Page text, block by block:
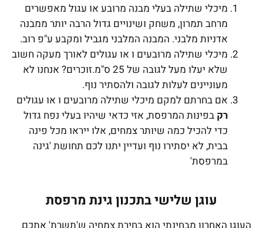
מיכלי שתילה בעלי מבנה מרובע או עגול מאפשרים
מרחב תמרון, משחק ושינויים גדול הרבה יותר ממבנה
אדניות מלבני. המבנה המלבני מגביל ומקבע ע"פ רוב.
מיכלי שתילה מרובעים ו או עגולים לאורך מעקה חשוב
שלא יעלו מעל לגובה של 25 ס"מ.זוכרים? אנחנו לא
מעוניינים לעלות לגובה ולהסתיר נוף.
אם בחרתם למקם מיכלי שתילה מרובעים ו או עגולים
בפינות המרפסת, אזי כדאי שיהיו בעלי נפח גדול
כדי להכיל כמה שיותר צמחים, אלו ייראו מכל פינה
בבית, לא יסתירו נוף ועדיין יתנו לכם תחושת 'גינה
במרפסת'
עוגן שלישי בתכנון גינת מרפסת